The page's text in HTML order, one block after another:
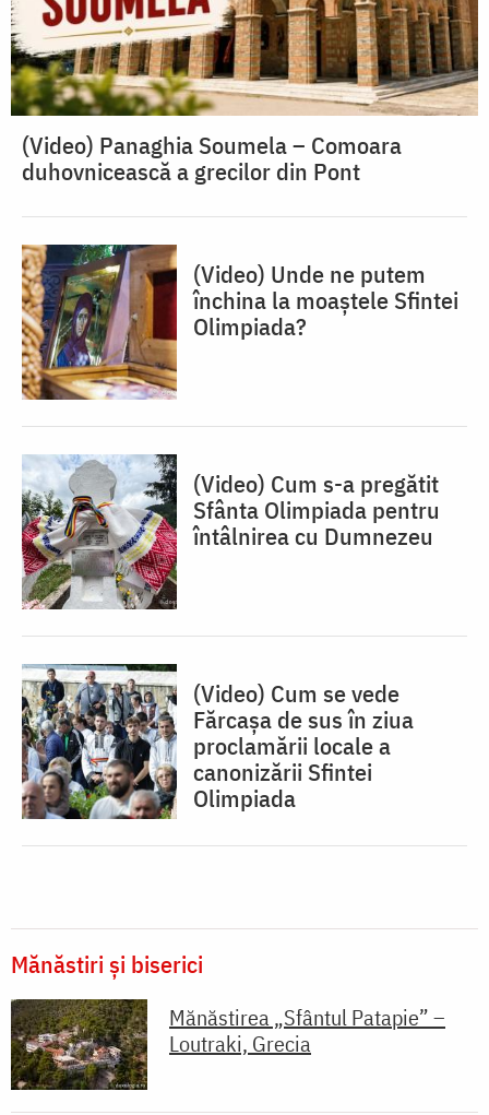
(Video) Panaghia Soumela – Comoara
duhovnicească a grecilor din Pont
(Video) Unde ne putem
închina la moaștele Sfintei
Olimpiada?
(Video) Cum s-a pregătit
Sfânta Olimpiada pentru
întâlnirea cu Dumnezeu
(Video) Cum se vede
Fărcașa de sus în ziua
proclamării locale a
canonizării Sfintei
Olimpiada
Mănăstiri și biserici
Mănăstirea „Sfântul Patapie” –
Loutraki, Grecia